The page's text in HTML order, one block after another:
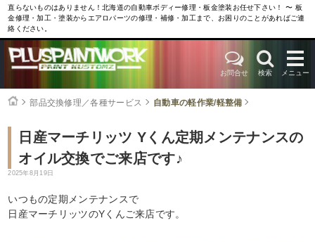
直らないものはありません！北海道の自動車ボディー修理・板金塗装お任せ下さい！ 〜 板
金修理・加工・塗装からエアロパーツの修理・補修・加工まで、お困りのことがあればご連
絡ください。
お問合せ 検索 メニュー
部品交換修理／各種サービス 自動車の軽作業/軽整備
日産マーチリッツ Yくん定期メンテナンスの
オイル交換でご来店です♪
2025年8月19日
いつもの定期メンテナンスで
日産マーチリッツのYくんご来店です。